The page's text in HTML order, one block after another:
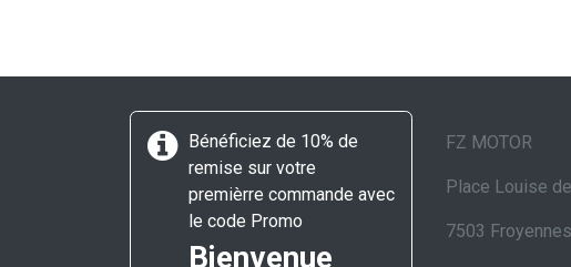
Bénéficiez de 10% de
remise sur votre
premièrre commande avec
le code Promo
Bienvenue
FZ MOTOR
Place Louise
7503 Froyennes